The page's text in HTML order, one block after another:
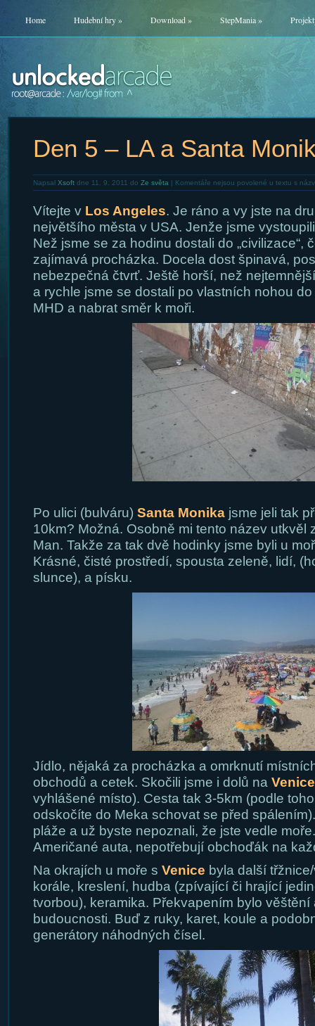
Home Hudební hry» Download» StepMania»
Den 5 – LA a Santa
Napsal Xsoftdne 11. 9. 2011 do Ze světa | Komentáře nejsou povolené u textu s
Vítejte v Los Angeles. Je ráno a vy jste na
největšího města v USA. Jenže jsme
Než jsme se za hodinu dostali do „civilizace“,
zajímavá procházka. Docela dost špinavá,
nebezpečná čtvrť. Ještě horší, než
a rychle jsme se dostali po vlastních nohou
MHD a nabrat směr k moři.
Po ulici (bulváru) Santa Monikajsme jeli tak
10km? Možná. Osobně mi tento název utkvěl
Man. Takže za tak dvě hodinky jsme byli u
Krásné, čisté prostředí, spousta zeleně, lidí,
slunce), a písku.
Jídlo, nějaká za procházka a omrknutí
obchodů a cetek. Skočili jsme i dolů na Venice
vyhlášené místo). Cesta tak 3-5km (podle
odskočíte do Meka schovat se před
pláže a už byste nepoznali, že jste vedle
Američané auta, nepotřebují obchoďák na
Na okrajích u moře s Venice byla další
korále, kreslení, hudba (zpívající či hrající
tvorbou), keramika. Překvapením bylo
budoucnosti. Buď z ruky, karet, koule a
generátory náhodných čísel.